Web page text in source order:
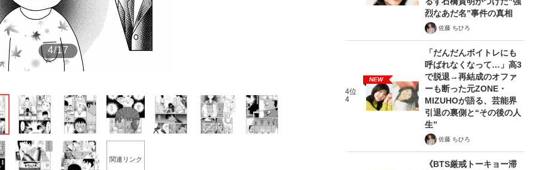
4/17
5/17
関連リンク
烈なあだ名”事件の真相
佐藤 ちひろ
4位
4
NEW
「だんだんボイトレにも
呼ばれなくなって…」高3
で脱退→再結成のオファ
ーも断った元ZONE・
MIZUHOが語る、芸能界
引退の裏側と“その後の人
生”
佐藤 ちひろ
《BTS厳戒トーキョー滞